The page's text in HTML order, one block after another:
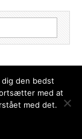
den bedst
med at
med det.